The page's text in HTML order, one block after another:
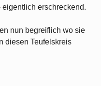
erschreckend.
nun begreiflich wo sie
diesen Teufelskreis